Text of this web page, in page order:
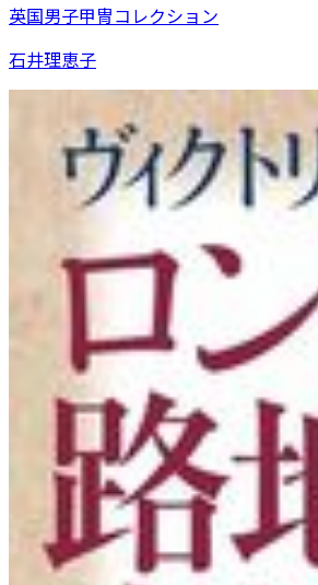
英国男子甲冑コレクション
石井理恵子